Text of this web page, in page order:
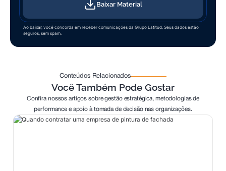
Baixar Material
Ao baixar, você concorda em receber comunicações da Grupo Latitud. Seus dados estão
seguros, sem spam.
Conteúdos Relacionados
Você Também Pode Gostar
Confira nossos artigos sobre gestão estratégica, metodologias de
performance e apoio à tomada de decisão nas organizações.